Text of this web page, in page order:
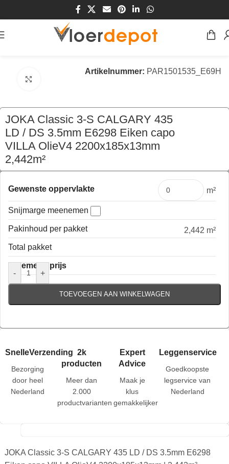
/Vloeren/Parket Meerlaags Parket
Artikelnummer: PAR1501535_E69H
JOKA Classic 3-S CALGARY 435
LD / DS 3.5mm E6298 Eiken capo
VILLA OlieV4 2200x185x13mm
2,442m²
€226,86 per pak
Gewenste oppervlakte m²
Snijmarge meenemen
Pakinhoud per pakket
2,442 m²
Total pakket
Algemene prijs
-
+
TOEVOEGEN AAN WINKELWAGEN
SnelleVerzending
Bezorging
door heel
Nederland
2k
producten
Meer dan
2.000
productvarianten
Expert
Advice
Maak je
klus
gemakkelijker
Leggenservice
Goedkoopste
legservice van
Nederland
JOKA Classic 3-S CALGARY 435 LD / DS 3.5mm E6298